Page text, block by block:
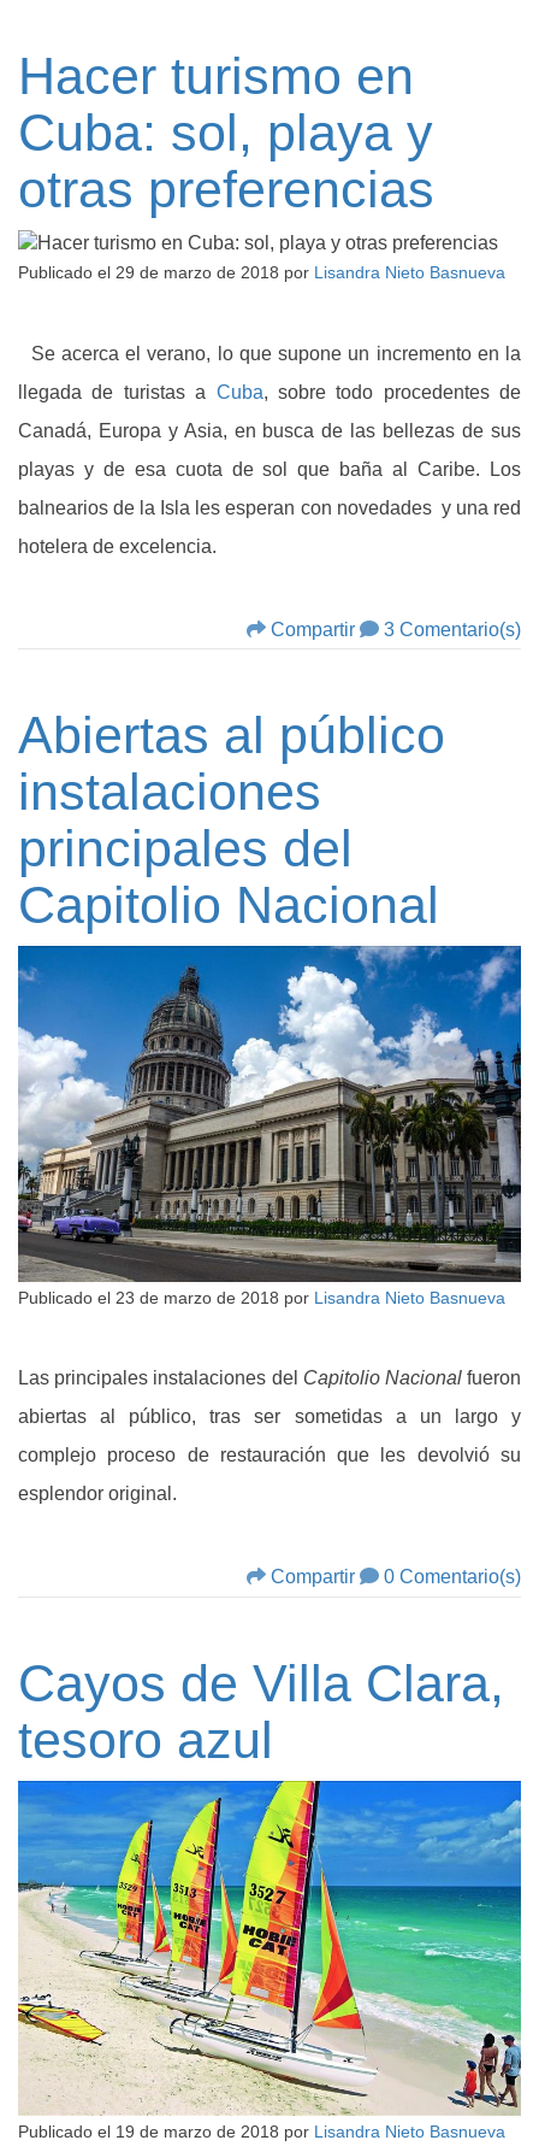
Hacer turismo en
Cuba: sol, playa y
otras preferencias
Publicado el 29 de marzo de 2018 por Lisandra Nieto Basnueva
Se acerca el verano, lo que supone un incremento en la
llegada de turistas a Cuba, sobre todo procedentes de
Canadá, Europa y Asia, en busca de las bellezas de sus
playas y de esa cuota de sol que baña al Caribe. Los
balnearios de la Isla les esperan con novedades y una red
hotelera de excelencia.
Compartir 3 Comentario(s)
Abiertas al público
instalaciones
principales del
Capitolio Nacional
Publicado el 23 de marzo de 2018 por Lisandra Nieto Basnueva
Las principales instalaciones del Capitolio Nacionalfueron
abiertas al público, tras ser sometidas a un largo y
complejo proceso de restauración que les devolvió su
esplendor original.
Compartir 0 Comentario(s)
Cayos de Villa Clara,
tesoro azul
Publicado el 19 de marzo de 2018 por Lisandra Nieto Basnueva